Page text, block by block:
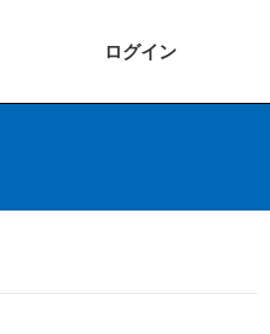
ログイン